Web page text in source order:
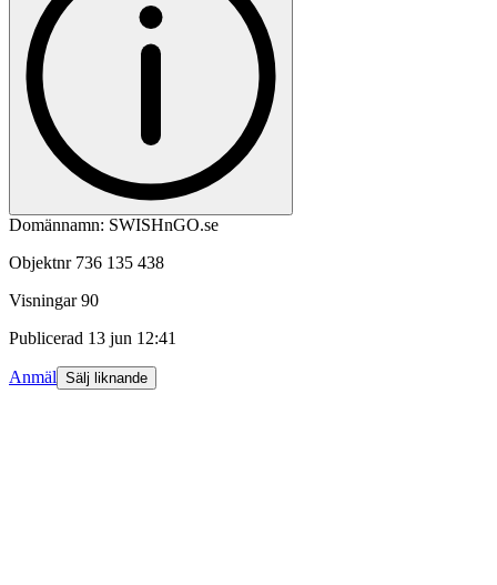
Domännamn: SWISHnGO.se
Objektnr 736 135 438
Visningar 90
Publicerad 13 jun 12:41
Anmäl Sälj liknande